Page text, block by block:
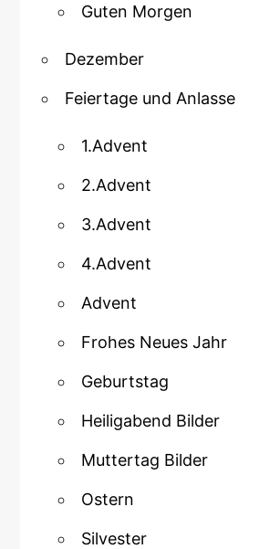
Guten Morgen
Dezember
Feiertage und Anlasse
1.Advent
2.Advent
3.Advent
4.Advent
Advent
Frohes Neues Jahr
Geburtstag
Heiligabend Bilder
Muttertag Bilder
Ostern
Silvester